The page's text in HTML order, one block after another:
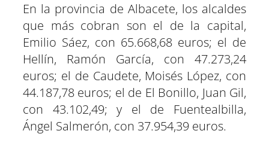
En la provincia de Albacete, los alcaldes
que más cobran son el de la capital,
Emilio Sáez, con 65.668,68 euros; el de
Hellín, Ramón García, con 47.273,24
euros; el de Caudete, Moisés López, con
44.187,78 euros; el de El Bonillo, Juan Gil,
con 43.102,49; y el de Fuentealbilla,
Ángel Salmerón, con 37.954,39 euros.